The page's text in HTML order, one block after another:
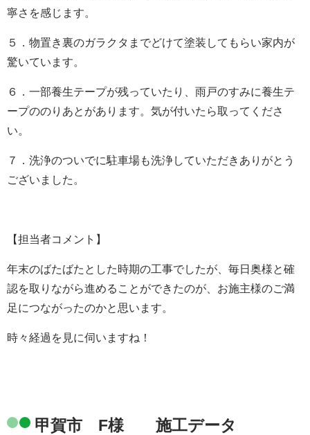
寧さを感じます。
５．物置き裏のガラクタまでどけて塗装してもらい家内が
驚いています。
６．一部養生テープが残っていたり、雨戸のすみに養生テ
ープののりあとがあります。気が付いたら取ってくださ
い。
７．洗浄のついでに駐車場も洗浄していただきありがとう
ございました。
【担当者コメント】
年末のばたばたとした時期の工事でしたが、毎日奥様と確
認を取りながら進めることができたのが、お施主様のご満
足につながったのかと思います。
時々経過を見に伺いますね！
甲賀市 F様 施工データ